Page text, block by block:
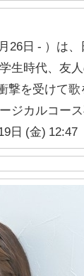
26日 - ）は
生時代、友
撃を受けて
ジカルコー
日 (金) 12:47